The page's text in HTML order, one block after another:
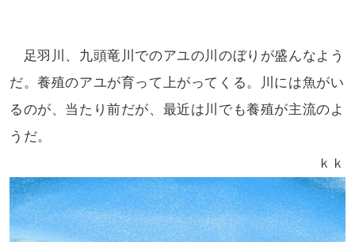
足羽川、九頭竜川でのアユの川のぼりが盛んなよう
だ。養殖のアユが育って上がってくる。川には魚がい
るのが、当たり前だが、最近は川でも養殖が主流のよ
うだ。
ｋｋ